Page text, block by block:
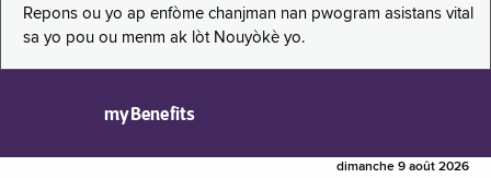
Repons ou yo ap enfòme chanjman nan pwogram asistans vital
sa yo pou ou menm ak lòt Nouyòkè yo.
myBenefits
dimanche 9 août 2026